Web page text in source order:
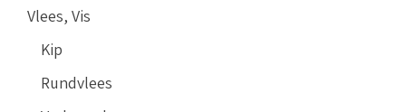
Vlees, Vis
Kip
Rundvlees